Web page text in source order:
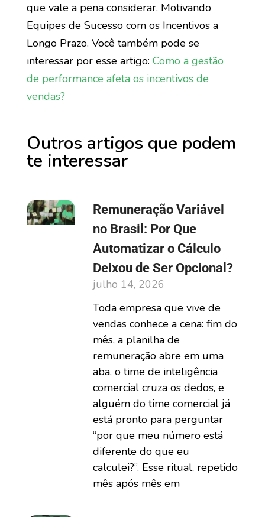
que vale a pena considerar. Motivando
Equipes de Sucesso com os Incentivos a
Longo Prazo. Você também pode se
interessar por esse artigo: Como a gestão
de performance afeta os incentivos de
vendas?
Outros artigos que podem
te interessar
Remuneração Variável
no Brasil: Por Que
Automatizar o Cálculo
Deixou de Ser Opcional?
julho 14, 2026
Toda empresa que vive de
vendas conhece a cena: fim do
mês, a planilha de
remuneração abre em uma
aba, o time de inteligência
comercial cruza os dedos, e
alguém do time comercial já
está pronto para perguntar
“por que meu número está
diferente do que eu
calculei?”. Esse ritual, repetido
mês após mês em